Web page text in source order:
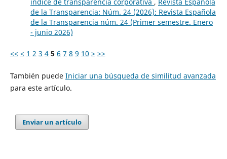
índice de transparencia corporativa , Revista Española
de la Transparencia: Núm. 24 (2026): Revista Española
de la Transparencia núm. 24 (Primer semestre. Enero
- junio 2026)
<< < 1 2 3 4 5 6 7 8 9 10 > >>
También puede Iniciar una búsqueda de similitud avanzada
para este artículo.
Enviar un artículo